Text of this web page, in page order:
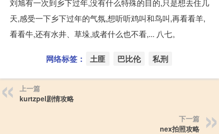
刘旭有一次到乡下过年,没有什么特殊的目的,只是想去住几
天,感受一下乡下过年的气氛,想听听鸡叫和鸟叫,再看看羊,
看看牛,还有水井、草垛,或者什么也不看,... 八七。
网络标签： 土匪 巴比伦 私刑
上一篇
kurtzpel剧情攻略
下一篇
nex拍照攻略